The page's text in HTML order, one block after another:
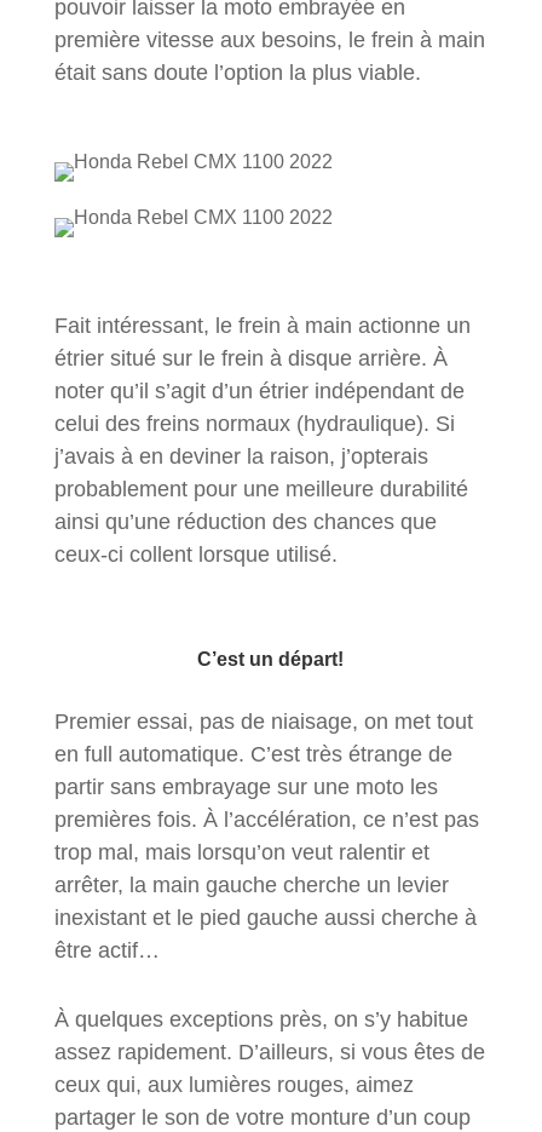
pouvoir laisser la moto embrayée en
première vitesse aux besoins, le frein à main
était sans doute l’option la plus viable.
Fait intéressant, le frein à main actionne un
étrier situé sur le frein à disque arrière. À
noter qu’il s’agit d’un étrier indépendant de
celui des freins normaux (hydraulique). Si
j’avais à en deviner la raison, j’opterais
probablement pour une meilleure durabilité
ainsi qu’une réduction des chances que
ceux-ci collent lorsque utilisé.
C’est un départ!
Premier essai, pas de niaisage, on met tout
en full automatique. C’est très étrange de
partir sans embrayage sur une moto les
premières fois. À l’accélération, ce n’est pas
trop mal, mais lorsqu’on veut ralentir et
arrêter, la main gauche cherche un levier
inexistant et le pied gauche aussi cherche à
être actif…
À quelques exceptions près, on s’y habitue
assez rapidement. D’ailleurs, si vous êtes de
ceux qui, aux lumières rouges, aimez
partager le son de votre monture d’un coup